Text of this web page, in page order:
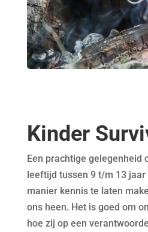
Kinder
Een prachtige gelegenheid
leeftijd tussen 9 t/m 13
manier kennis te laten
ons heen. Het is goed om
hoe zij op een